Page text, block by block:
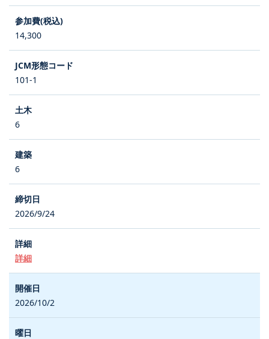
14,300
101-1
6
6
2026/9/24
詳細
2026/10/2